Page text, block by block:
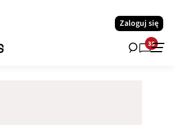
Zaloguj się